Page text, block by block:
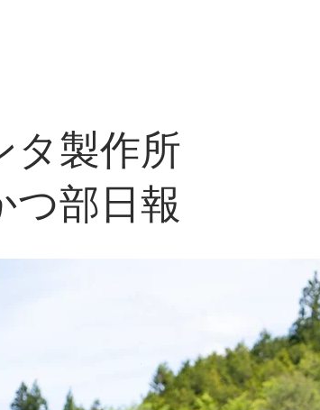
タ製作所
つ部日報